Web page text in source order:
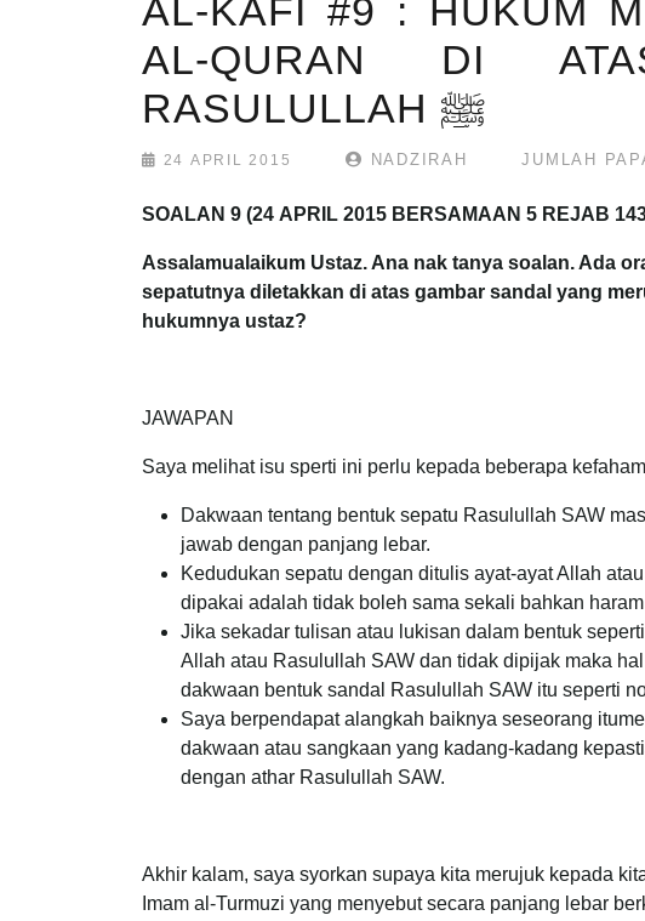
AL-KAFI #9 : HUKUM
AL-QURAN DI
RASULULLAH ﷺ
24 APRIL 2015 NADZIRAH JUMLAH
SOALAN 9 (24 APRIL 2015 BERSAMAAN 5 REJAB
Assalamualaikum Ustaz. Ana nak tanya soalan. Ada
sepatutnya diletakkan di atas gambar sandal yang
hukumnya ustaz?
JAWAPAN
Saya melihat isu sperti ini perlu kepada beberapa
Dakwaan tentang bentuk sepatu Rasulullah SAW
jawab dengan panjang lebar.
Kedudukan sepatu dengan ditulis ayat-ayat Allah
dipakai adalah tidak boleh sama sekali bahkan
Jika sekadar tulisan atau lukisan dalam bentuk
Allah atau Rasulullah SAW dan tidak dipijak maka
dakwaan bentuk sandal Rasulullah SAW itu seperti
Saya berpendapat alangkah baiknya seseorang
dakwaan atau sangkaan yang kadang-kadang
dengan athar Rasulullah SAW.
Akhir kalam, saya syorkan supaya kita merujuk kepada
Imam al-Turmuzi yang menyebut secara panjang lebar